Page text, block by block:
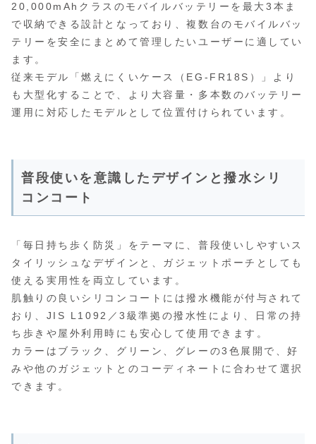
20,000mAhクラスのモバイルバッテリーを最大3本ま
で収納できる設計となっており、複数台のモバイルバッ
テリーを安全にまとめて管理したいユーザーに適してい
ます。
従来モデル「燃えにくいケース（EG-FR18S）」より
も大型化することで、より大容量・多本数のバッテリー
運用に対応したモデルとして位置付けられています。
普段使いを意識したデザインと撥水シリ
コンコート
「毎日持ち歩く防災」をテーマに、普段使いしやすいス
タイリッシュなデザインと、ガジェットポーチとしても
使える実用性を両立しています。
肌触りの良いシリコンコートには撥水機能が付与されて
おり、JIS L1092／3級準拠の撥水性により、日常の持
ち歩きや屋外利用時にも安心して使用できます。
カラーはブラック、グリーン、グレーの3色展開で、好
みや他のガジェットとのコーディネートに合わせて選択
できます。